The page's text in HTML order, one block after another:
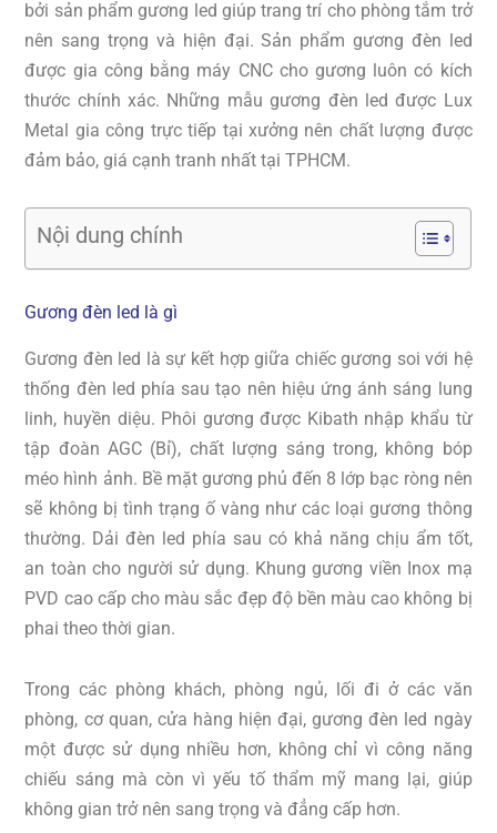
bởi sản phẩm gương led giúp trang trí cho phòng tắm trở
nên sang trọng và hiện đại. Sản phẩm gương đèn led
được gia công bằng máy CNC cho gương luôn có kích
thước chính xác. Những mẫu gương đèn led được Lux
Metal gia công trực tiếp tại xưởng nên chất lượng được
đảm bảo, giá cạnh tranh nhất tại TPHCM.
Nội dung chính
Gương đèn led là gì
Gương đèn led là sự kết hợp giữa chiếc gương soi với hệ
thống đèn led phía sau tạo nên hiệu ứng ánh sáng lung
linh, huyền diệu. Phôi gương được Kibath nhập khẩu từ
tập đoàn AGC (Bỉ), chất lượng sáng trong, không bóp
méo hình ảnh. Bề mặt gương phủ đến 8 lớp bạc ròng nên
sẽ không bị tình trạng ố vàng như các loại gương thông
thường. Dải đèn led phía sau có khả năng chịu ẩm tốt,
an toàn cho người sử dụng. Khung gương viền Inox mạ
PVD cao cấp cho màu sắc đẹp độ bền màu cao không bị
phai theo thời gian.
Trong các phòng khách, phòng ngủ, lối đi ở các văn
phòng, cơ quan, cửa hàng hiện đại, gương đèn led ngày
một được sử dụng nhiều hơn, không chỉ vì công năng
chiếu sáng mà còn vì yếu tố thẩm mỹ mang lại, giúp
không gian trở nên sang trọng và đẳng cấp hơn.